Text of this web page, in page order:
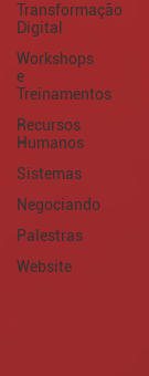
Transformação
Digital
Workshops
e
Treinamentos
Recursos
Humanos
Sistemas
Negociando
Palestras
Website